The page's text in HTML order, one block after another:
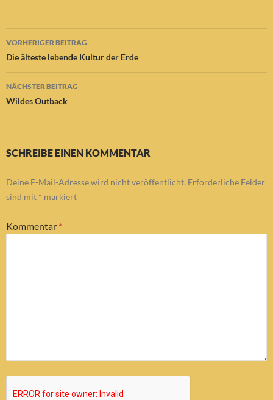
Beitragsnavigation
VORHERIGER BEITRAG
Die älteste lebende Kultur der Erde
NÄCHSTER BEITRAG
Wildes Outback
SCHREIBE EINEN KOMMENTAR
Deine E-Mail-Adresse wird nicht veröffentlicht. Erforderliche Felder
sind mit * markiert
Kommentar *